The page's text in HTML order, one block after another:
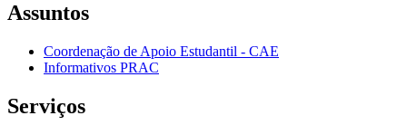
Assuntos
Coordenação de Apoio Estudantil - CAE
Informativos PRAC
Serviços